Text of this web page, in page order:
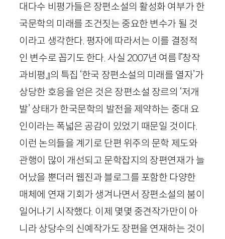
대다수 비평가들은 장편소설의 활성화 여부가 한
국문학의 미래를 조건짓는 중요한 변수가 될 것
이라고 생각한다. 평자에 따라서는 이를 결정적
인 변수로 꼽기도 한다. 사실 2007년 여름 『창작
과비평』의 특집 ‘한국 장편소설의 미래를 열자’가
상당한 호응을 얻은 것은 장편소설 장르의 ‘저개
발’ 상태가 한국문학의 발전을 제약하는 중대 요
인이라는 폭넓은 공감이 있었기 때문일 것이다.
이런 논의들을 계기로 단편 위주의 문학 제도와
관행이 많이 개선되고 문학잡지의 장편연재가 늘
어났을 뿐더러 웹진과 블로그를 포함한 다양한
매체에 연재 기회가 생겨나면서 장편소설의 붐이
일어나기 시작했다. 이제 몇몇 중견작가만이 아
니라 상당수의 신예작가도 장편을 연재하는 것이